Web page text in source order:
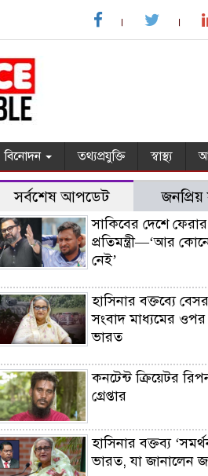
বিনোদন তথ্যপ্রযুক্তি স্বাস্থ্য
সর্বশেষ আপডেট
সাকিবের দেশে ফেরার
প্রতিমন্ত্রী—‘আর
নেই’
হাসিনার বক্তব্যে
সংবাদ মাধ্যমের
ভারত
কনটেন্ট ক্রিয়েটর
গ্রেপ্তার
হাসিনার বক্তব্য
ভারত, যা জানালেন